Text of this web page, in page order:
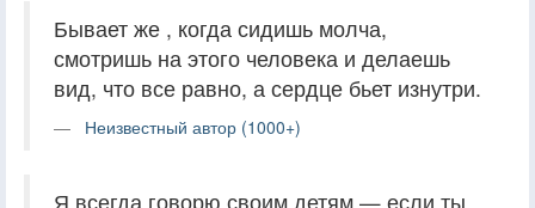
Бывает же , когда сидишь молча,
смотришь на этого человека и делаешь
вид, что все равно, а сердце бьет изнутри.
Неизвестный автор (1000+)
Я всегда говорю своим детям — если ты